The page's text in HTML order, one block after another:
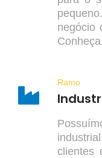
negócio
Ramo
clientes